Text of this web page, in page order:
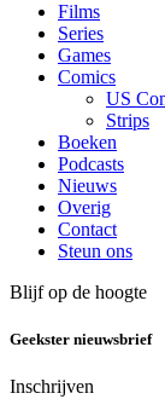
Films
Series
Games
Comics
US
Strips
Boeken
Podcasts
Nieuws
Overig
Contact
Steun ons
Blijf op de hoogte
Geekster nieuwsbrief
Inschrijven